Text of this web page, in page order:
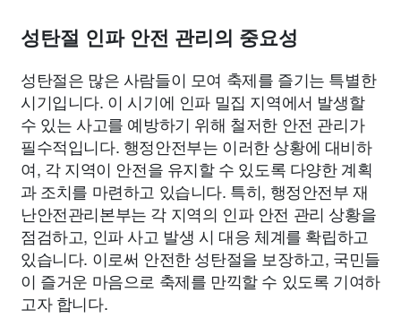
성탄절 인파 안전 관리의 중요성
성탄절은 많은 사람들이 모여 축제를 즐기는 특별한
시기입니다. 이 시기에 인파 밀집 지역에서 발생할
수 있는 사고를 예방하기 위해 철저한 안전 관리가
필수적입니다. 행정안전부는 이러한 상황에 대비하
여, 각 지역이 안전을 유지할 수 있도록 다양한 계획
과 조치를 마련하고 있습니다. 특히, 행정안전부 재
난안전관리본부는 각 지역의 인파 안전 관리 상황을
점검하고, 인파 사고 발생 시 대응 체계를 확립하고
있습니다. 이로써 안전한 성탄절을 보장하고, 국민들
이 즐거운 마음으로 축제를 만끽할 수 있도록 기여하
고자 합니다.